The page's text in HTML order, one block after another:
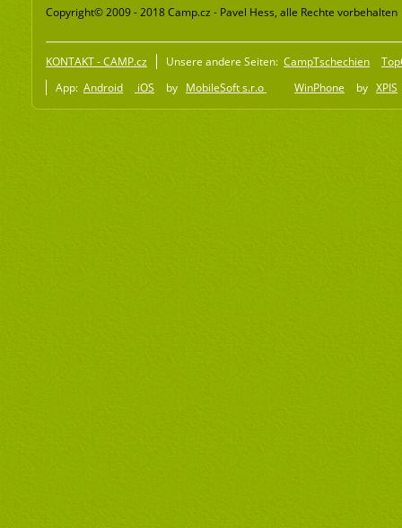
Copyright© 2009 - 2018 Camp.cz - Pavel Hess, alle Rechte vorbehalten
KONTAKT - CAMP.cz Unsere andere Seiten: CampTschechien
App: Android iOS by MobileSoft s.r.o WinPhone by XPIS